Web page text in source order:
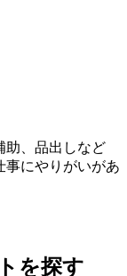
助、品出しなど
事にやりがいがあ
を探す